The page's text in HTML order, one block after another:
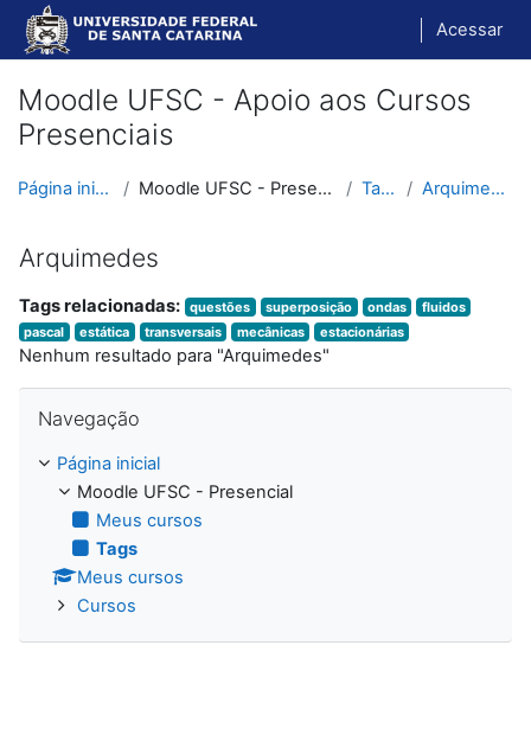
Ir para o conteúdo principal
Acessar
Moodle UFSC - Apoio aos Cursos
Presenciais
Página inicial Moodle UFSC - Presencial Tags Arquimedes
Arquimedes
Tags relacionadas: questões superposição ondas
fluidos
pascal
estática transversais mecânicas estacionárias
Nenhum resultado para "Arquimedes"
Navegação
Página inicial
Moodle UFSC - Presencial
Meus cursos
Tags
Meus cursos
Cursos